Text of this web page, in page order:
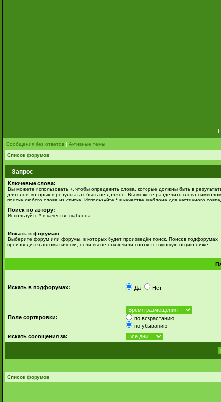
Сообщения без ответов | Активные темы
Список форумов
Запрос
Ключевые слова:
Вы можете использовать + , чтобы определить слова, которые должны быть в
для слов, которых в результатах быть не должно. Вы можете разделить слова
поиска любого слова из списка. Используйте * в качестве шаблона для частичного
Поиск по автору:
Используйте * в качестве шаблона.
Искать в форумах:
Выберите форум или форумы, в которых будет произведён поиск. Поиск в подфорумах
производится автоматически, если вы не отключили соответствующую опцию ниже.
Искать в подфорумах: Да Нет
Поле сортировки:
по возрастанию
по убыванию
Искать сообщения за:
Список форумов